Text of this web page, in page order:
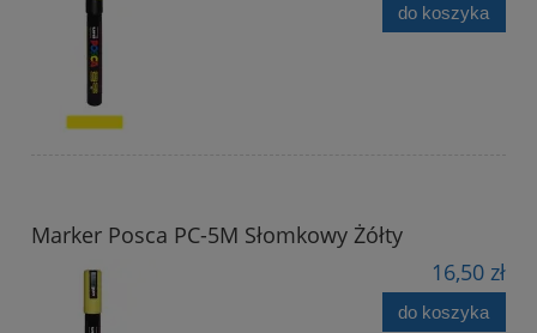
do koszyka
Marker Posca PC-5M Słomkowy Żółty
16,50 zł
do koszyka